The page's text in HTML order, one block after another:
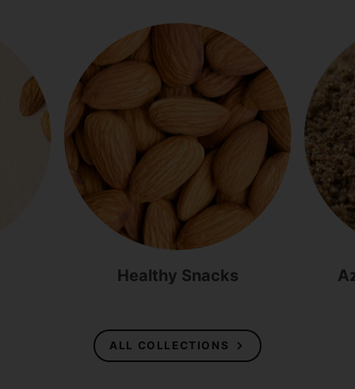
Healthy Snacks
ALL COLLECTIONS